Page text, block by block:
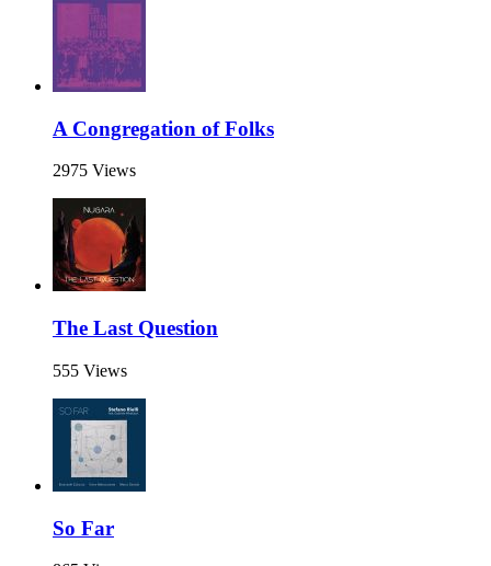
A Congregation of Folks
2975 Views
The Last Question
555 Views
So Far